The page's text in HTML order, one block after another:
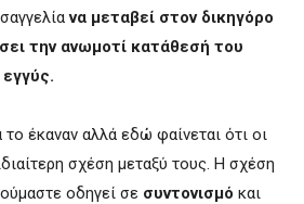
να μεταβεί στον δικηγόρο
την ανωμοτί κατάθεσή του
το έκαναν αλλά εδώ φαίνεται ότι οι
σχέση μεταξύ τους. Η σχέση
οδηγεί σε συντονισμό και